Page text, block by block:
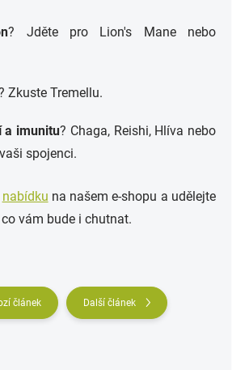
? Jděte pro Lion's Mane nebo
Zkuste Tremellu.
a imunitu? Chaga, Reishi, Hlíva nebo
spojenci.
nabídku na našem e-shopu a udělejte
vám bude i chutnat.
článek Další článek